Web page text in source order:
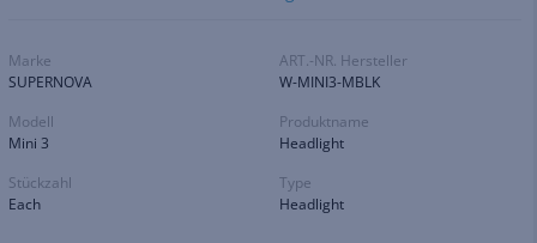
Lieferumfang: 1 x Frontscheinwerfer, 1 x SUPERNOVA Power Connector
Kabel - BOSCH Smart System (Kabellänge: 1.300 mm, mit Bosch-
Stecker) & Montageanleitung.
Marke
SUPERNOVA
ART.-NR. Hersteller
W-MINI3-MBLK
Modell
Mini 3
Produktname
Headlight
Stückzahl
Each
Type
Headlight